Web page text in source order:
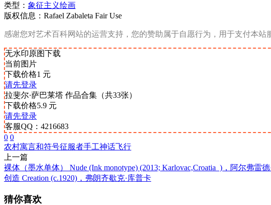
类型： 象征主义绘画
版权信息：Rafael Zabaleta Fair Use
感谢您对艺术百科网站的运营支持，您的赞助属于自愿行为，用于支付本站
无水印原图下载
当前图片
下载价格1 元
请先登录
拉斐尔·萨巴莱塔 作品合集（共33张）
下载价格5.9 元
请先登录
客服QQ：4216683
0 0
农村寓言和符号征服者手工神话飞行
上一篇
裸体（墨水单体） Nude (Ink monotype) (2013; Karlovac,Croatia )，阿尔弗雷
创造 Creation (c.1920)，弗朗齐歇克·库普卡
猜你喜欢